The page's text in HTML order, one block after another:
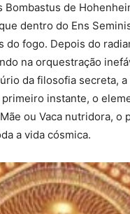
Bombastus de
dentro do Ens
do fogo. Depois do
na orquestração
da filosofia secreta, a
primeiro instante, o
ou Vaca nutridora, o
a vida cósmica.